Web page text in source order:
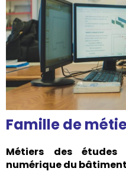
Famille de
Métiers des
numérique du bâtiment